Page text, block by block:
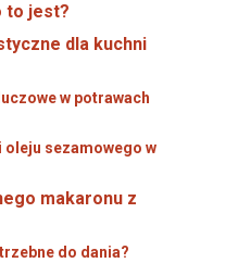
to jest?
dla kuchni
w potrawach
oleju sezamowego w
makaronu z
do dania?